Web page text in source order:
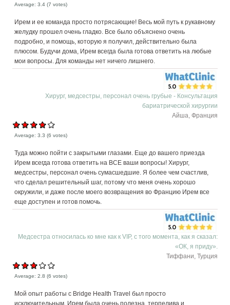
Average:3.4 (7 votes)
Ирем и ее команда просто потрясающие! Весь мой путь к рукавному
желудку прошел очень гладко. Все было объяснено очень
подробно, и помощь, которую я получил, действительно была
плюсом. Будучи дома, Ирем всегда была готова ответить на любые
мои вопросы. Для команды нет ничего лишнего.
Хирург, медсестры, персонал очень грубые - Консультация
бариатрической хирургии
Айша, Франция
Average:3.3 (6 votes)
Туда можно пойти с закрытыми глазами. Еще до вашего приезда
Ирем всегда готова ответить на ВСЕ ваши вопросы! Хирург,
медсестры, персонал очень сумасшедшие. Я более чем счастлив,
что сделал решительный шаг, потому что меня очень хорошо
окружили, и даже после моего возвращения во Францию ​​Ирем все
еще доступен и готов помочь.
Медсестра относилась ко мне как к VIP, с того момента, как я сказал:
«ОК, я приду».
Тиффани, Турция
Average:2.8 (6 votes)
Мой опыт работы с Bridge Health Travel был просто
исключительным. Ирем была очень полезна, терпелива и